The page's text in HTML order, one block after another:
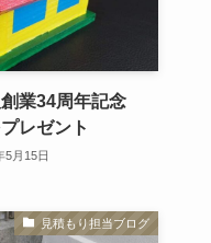
創業34周年記念
レゼント
5月15日
見積もり担当ブログ